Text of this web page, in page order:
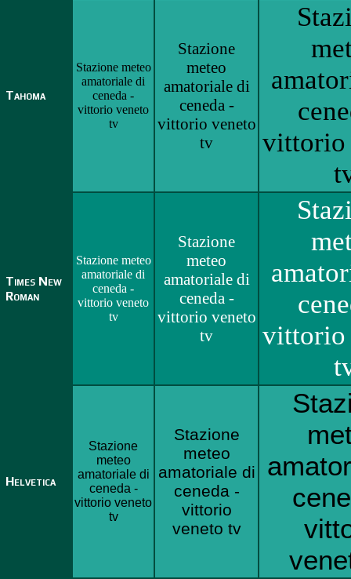
Tahoma
Stazione meteo
amatoriale di
ceneda -
vittorio veneto
tv
Stazione
meteo
amatoriale di
ceneda -
vittorio veneto
tv
vittorio
Times New
Roman
Stazione meteo
amatoriale di
ceneda -
vittorio veneto
tv
Stazione
meteo
amatoriale di
ceneda -
vittorio veneto
tv
vittorio
Helvetica
Stazione
meteo
amatoriale di
ceneda -
vittorio veneto
tv
Stazione
meteo
amatoriale di
ceneda -
vittorio
veneto tv